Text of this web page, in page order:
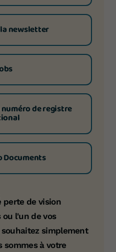
newsletter
de registre
Documents
perte de vision
l'un de vos
simplement
sommes à votre